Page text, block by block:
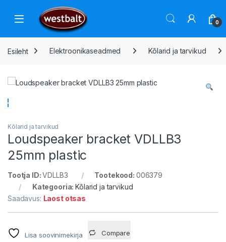
Liigu navigeerimisele
Open 0
Esileht Elektroonikaseadmed Kõlarid ja tarvikud
Kõlarid ja tarvikud
Loudspeaker bracket VDLLB3
25mm plastic
Tootja ID:VDLLB3 Tootekood: 006379
Kategooria:Kõlarid ja tarvikud
Saadavus: Laost otsas
Lisa soovinimekirja Compare